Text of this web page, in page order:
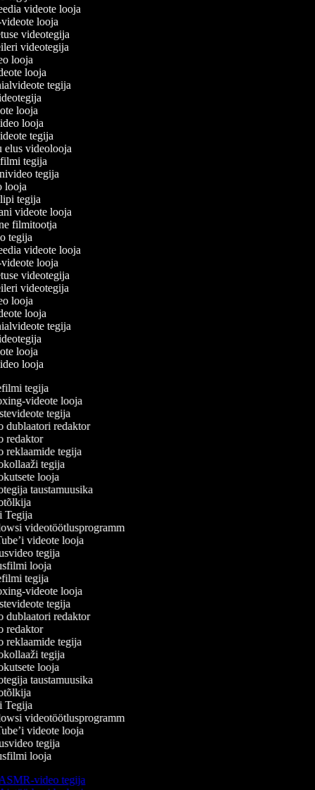
videote looja
videote looja
videotegija
videotegija
looja
looja
tegija
looja
looja
tegija
elus videolooja
filmi tegija
tegija
looja
tegija
videote looja
filmitootja
tegija
videote looja
videote looja
videotegija
videotegija
looja
looja
tegija
looja
looja
tegija
videote looja
tegija
redaktor
tegija
tegija
looja
taustamuusika
videotöötlusprogramm
videote looja
tegija
looja
tegija
videote looja
tegija
redaktor
tegija
tegija
looja
taustamuusika
videotöötlusprogramm
videote looja
tegija
looja
video tegija